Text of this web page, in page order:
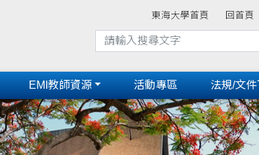
東海大學首頁 回首頁
EMI教師資源 活動專區 法規/文